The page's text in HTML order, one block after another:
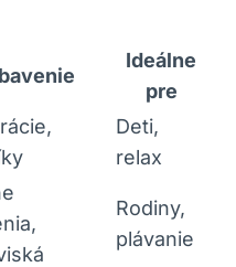
Ideálne
pre
Deti,
relax
Rodiny,
plávanie